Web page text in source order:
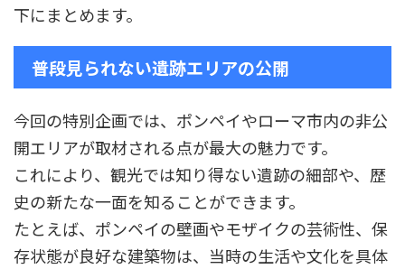
下にまとめます。
普段見られない遺跡エリアの公開
今回の特別企画では、ポンペイやローマ市内の非公
開エリアが取材される点が最大の魅力です。
これにより、観光では知り得ない遺跡の細部や、歴
史の新たな一面を知ることができます。
たとえば、ポンペイの壁画やモザイクの芸術性、保
存状態が良好な建築物は、当時の生活や文化を具体